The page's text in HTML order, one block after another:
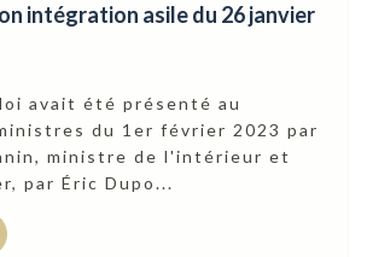
intégration asile du 26 janvier
avait été présenté au
du 1er février 2023 par
ministre de l'intérieur et
par Éric Dupo...